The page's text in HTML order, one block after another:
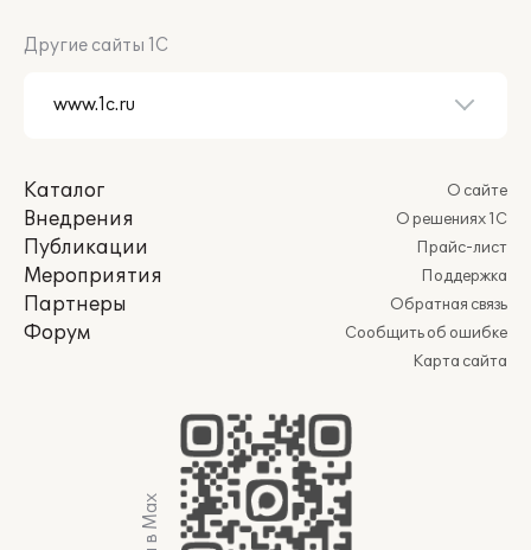
Другие сайты 1С
Каталог
Внедрения
Публикации
Мероприятия
Партнеры
Форум
О сайте
О решениях 1С
Прайс-лист
Поддержка
Обратная связь
Сообщить об ошибке
Карта сайта